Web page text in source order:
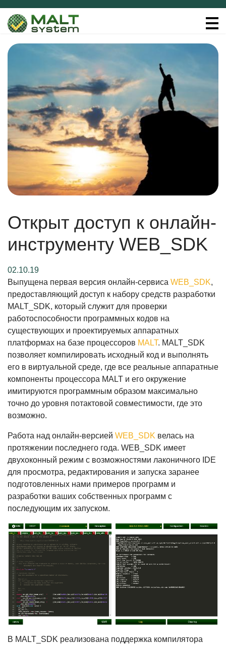
Открыт доступ к онлайн-
инструменту WEB_SDK
02.10.19
Выпущена первая версия онлайн-сервиса WEB_SDK,
предоставляющий доступ к набору средств разработки
MALT_SDK, который служит для проверки
работоспособности программных кодов на
существующих и проектируемых аппаратных
платформах на базе процессоров MALT. MALT_SDK
позволяет компилировать исходный код и выполнять
его в виртуальной среде, где все реальные аппаратные
компоненты процессора MALT и его окружение
имитируются программным образом максимально
точно до уровня потактовой совместимости, где это
возможно.
Работа над онлайн-версией WEB_SDK велась на
протяжении последнего года. WEB_SDK имеет
двухоконный режим с возможностями лаконичного IDE
для просмотра, редактирования и запуска заранее
подготовленных нами примеров программ и
разработки ваших собственных программ с
последующим их запуском.
В MALT_SDK реализована поддержка компилятора